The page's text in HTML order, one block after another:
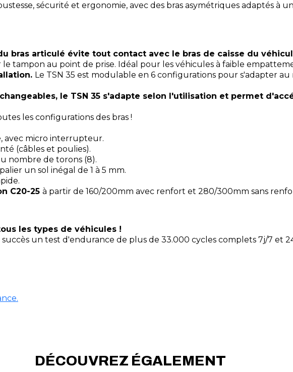
sécurité et ergonomie, avec des bras asymétriques adaptés à
bras articulé évite tout contact avec le bras de caisse du
tampon au point de prise. Idéal pour les véhicules à faible
Le TSN 35 est modulable en 6 configurations pour s'adapter
le TSN 35 s'adapte selon l'utilisation et permet
les configurations des bras !
avec micro interrupteur.
(câbles et poulies).
nombre de torons (8).
un sol inégal de 1 à 5 mm.
C20-25 à partir de 160/200mm avec renfort et 280/300mm sans
les types de véhicules !
un test d'endurance de plus de 33.000 cycles complets 7j/7 et
DÉCOUVREZ ÉGALEMENT